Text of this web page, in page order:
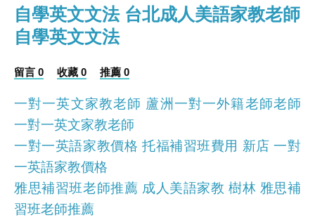
自學英文文法 台北成人美語家教老師
自學英文文法
留言 0 收藏 0 推薦 0
一對一英文家教老師 蘆洲一對一外籍老師老師
一對一英文家教老師
一對一英語家教價格 托福補習班費用 新店 一對
一英語家教價格
雅思補習班老師推薦 成人美語家教 樹林 雅思補
習班老師推薦